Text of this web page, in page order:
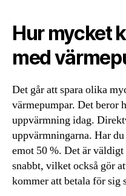
Hur mycket
med
Det går att spara olika
värmepumpar. Det beror
uppvärmning idag.
uppvärmningarna. Har
emot 50 %. Det är
snabbt, vilket också gör
kommer att betala för sig